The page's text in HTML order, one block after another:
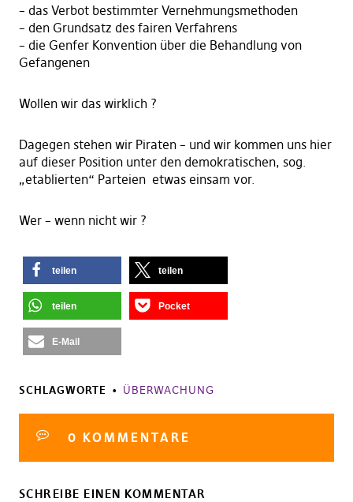
– das Verbot bestimmter Vernehmungsmethoden
– den Grundsatz des fairen Verfahrens
– die Genfer Konvention über die Behandlung von
Gefangenen
Wollen wir das wirklich ?
Dagegen stehen wir Piraten – und wir kommen uns hier
auf dieser Position unter den demokratischen, sog.
„etablierten“ Parteien etwas einsam vor.
Wer – wenn nicht wir ?
teilen teilen
teilen Pocket
E-Mail
SCHLAGWORTE ÜBERWACHUNG
0 KOMMENTARE
SCHREIBE EINEN KOMMENTAR